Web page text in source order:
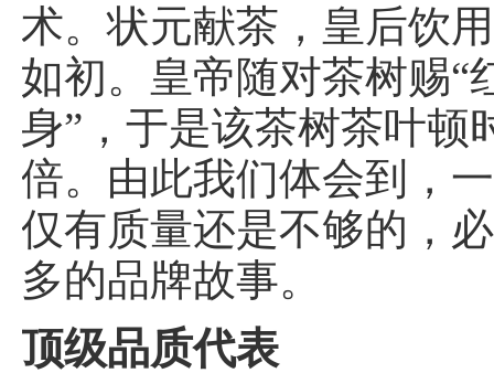
术。状元献茶，皇后饮
如初。皇帝随对茶树赐“
身”，于是该茶树茶叶顿
倍。由此我们体会到，
仅有质量还是不够的，
多的品牌故事。
顶级品质代表